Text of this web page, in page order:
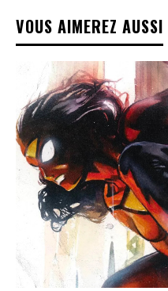
VOUS AIMEREZ AUSSI